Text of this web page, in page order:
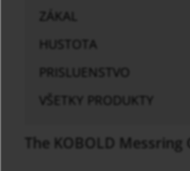
ZÁKAL
HUSTOTA
PRISLUENSTVO
VŠETKY PRODUKTY
The KOBOLD Messring